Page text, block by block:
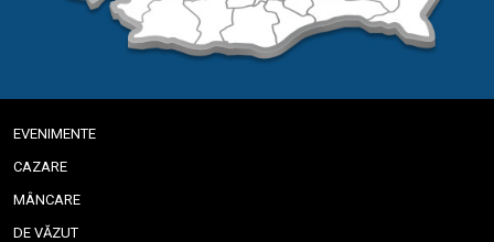
EVENIMENTE
CAZARE
MÂNCARE
DE VĂZUT